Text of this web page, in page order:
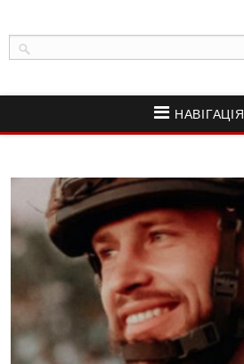
НАВІГАЦІЯ